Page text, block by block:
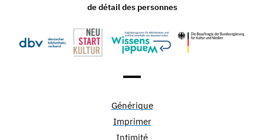
de détail des personnes
Générique
Imprimer
Intimité